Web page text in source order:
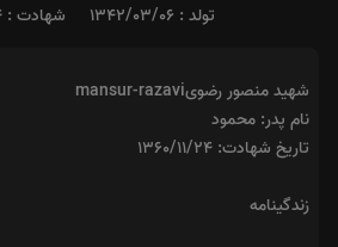
تولد : 1342/03/06 شهادت : 1360/11/24
شهید منصور رضویmansur-razavi
نام پدر: محمود
تاریخ شهادت: ۱۳۶۰/۱۱/۲۴
زندگینامه